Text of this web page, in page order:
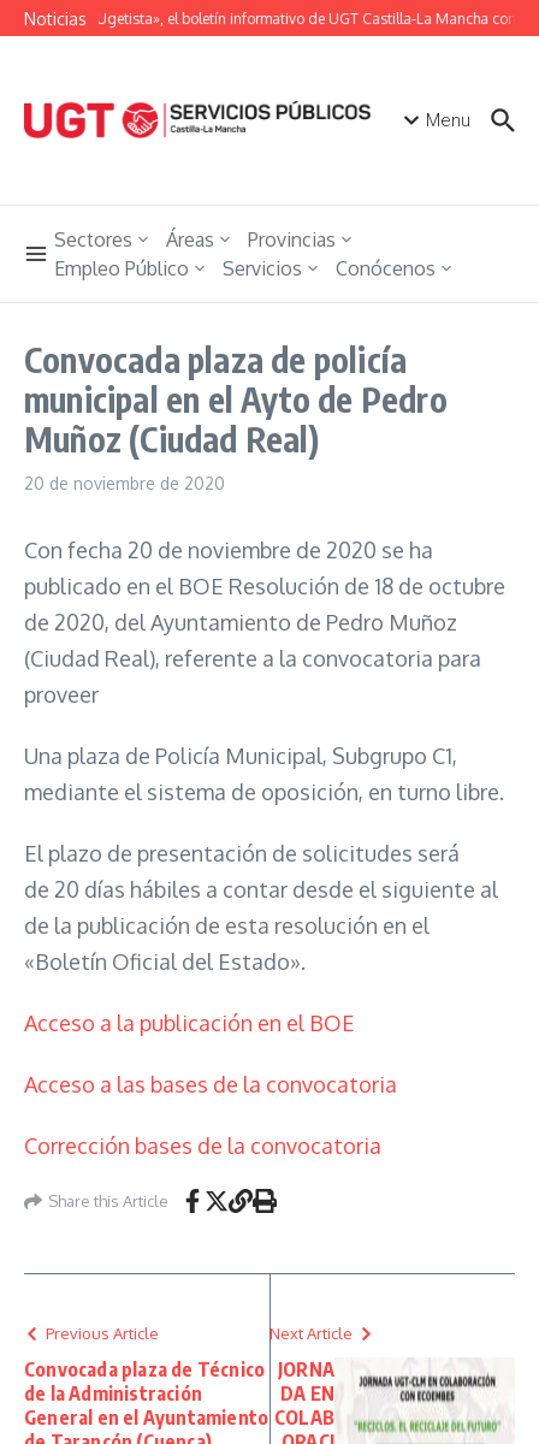
Saltar al contenido
Noticias
«Unión Ugetista», el boletín informativo de UGT Castilla-La Mancha con
Menu
Sectores Áreas
Provincias
Empleo Público
Servicios Conócenos
Convocada plaza de policía
municipal en el Ayto de Pedro
Muñoz (Ciudad Real)
20 de noviembre de 2020
Con fecha 20 de noviembre de 2020 se ha
publicado en el BOE Resolución de 18 de octubre
de 2020, del Ayuntamiento de Pedro Muñoz
(Ciudad Real), referente a la convocatoria para
proveer
Una plaza de Policía Municipal, Subgrupo C1,
mediante el sistema de oposición, en turno libre.
El plazo de presentación de solicitudes será
de 20 días hábiles a contar desde el siguiente al
de la publicación de esta resolución en el
«Boletín Oficial del Estado».
Acceso a la publicación en el BOE
Acceso a las bases de la convocatoria
Corrección bases de la convocatoria
Share this Article
Previous Article
Convocada plaza de Técnico
de la Administración
General en el Ayuntamiento
Next Article
JORNA
DA EN
COLAB